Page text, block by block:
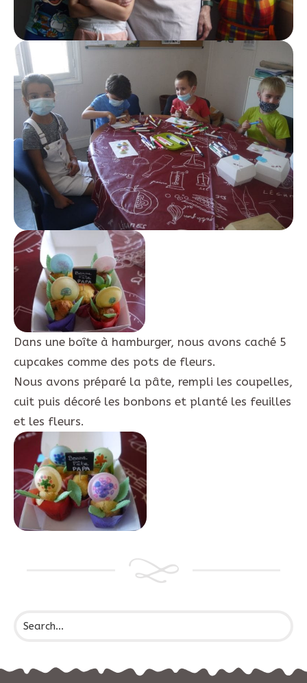
Dans une boîte à hamburger, nous avons caché 5
cupcakes comme des pots de fleurs.
Nous avons préparé la pâte, rempli les coupelles,
cuit puis décoré les bonbons et planté les feuilles
et les fleurs.